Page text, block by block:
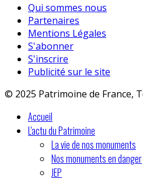
Qui sommes nous
Partenaires
Mentions Légales
S'abonner
S'inscrire
Publicité sur le site
© 2025 Patrimoine de France,
Accueil
L'actu du Patrimoine
La vie de nos monuments
Nos monuments en danger
JEP